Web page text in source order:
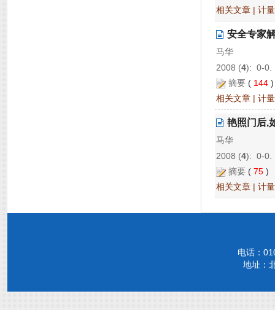
相关文章 | 计
安全专家
马华
2008 (4): 0-0.
摘要 ( 144
相关文章 | 计
艳照门后,
马华
2008 (4): 0-0.
摘要 ( 75
相关文章 | 计
电话：
地址：